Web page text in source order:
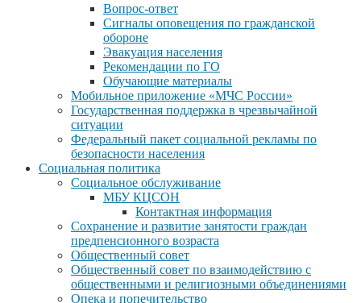
Вопрос-ответ
Сигналы оповещения по гражданской
обороне
Эвакуация населения
Рекомендации по ГО
Обучающие материалы
Мобильное приложение «МЧС России»
Государственная поддержка в чрезвычайной
ситуации
Федеральный пакет социальной рекламы по
безопасности населения
Социальная политика
Социальное обслуживание
МБУ КЦСОН
Контактная информация
Сохранение и развитие занятости граждан
предпенсионного возраста
Общественный совет
Общественный совет по взаимодействию с
общественными и религиозными объединениями
Опека и попечительство